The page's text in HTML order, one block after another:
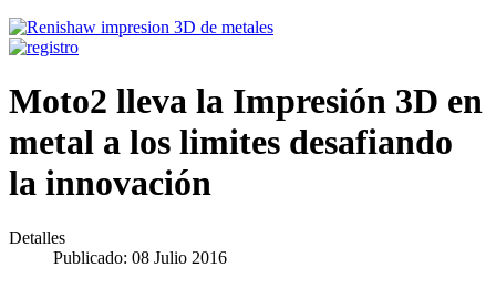
Moto2 lleva la Impresión 3D en
metal a los limites desafiando
la innovación
Detalles
Publicado: 08 Julio 2016